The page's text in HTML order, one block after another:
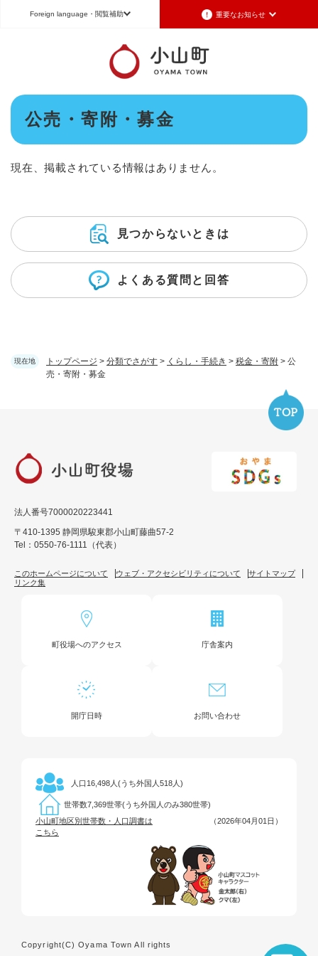
メニューを飛ばして本文へ
Foreign language ・閲覧補助 重要なお知らせ
Foreign language
日本語（Japanese） English（英語）
中文（簡体字）
Português（ポルトガル語）
한국어（韓国語）
文字サイズ 標準 拡大 背景色変更 白
現在地 トップページ > 分類でさがす > くらし・手続き > 税金・寄附 > 公
売・寄附・募金
本
公売・寄附・募金
現在、掲載されている情報はありません。
見つからないときは
よくある質問と回答
法人番号7000020223441
〒410-1395 静岡県駿東郡小山町藤曲57-2
Tel：0550-76-1111（代表）
このホームページについて ウェブ・アクセシビリティについて
サイトマップ
リンク集
町役場へのアクセス 庁舎案内
開庁日時 お問い合わせ
人口 16,498人(うち外国人518人)
世帯数7,369世帯(うち外国人のみ380世帯)
小山町地区別世帯数・人口調書は
こちら
（2026年04月01日）
Copyright(C) Oyama Town All rights